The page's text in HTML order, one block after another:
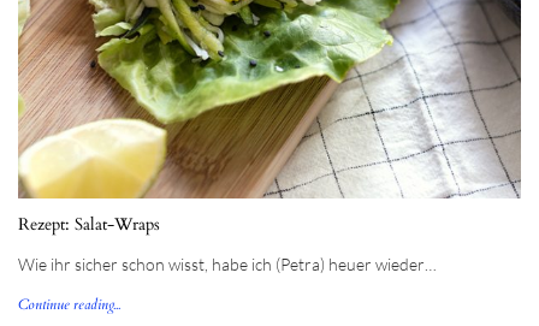
Rezept: Salat-Wraps
Wie ihr sicher schon wisst, habe ich (Petra) heuer wieder…
Continue reading...